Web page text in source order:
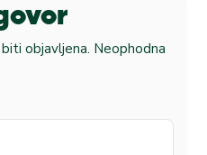
objavljena. Neophodna